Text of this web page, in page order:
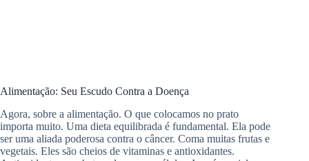
Alimentação: Seu Escudo Contra a Doença
Agora, sobre a alimentação. O que colocamos no prato
importa muito. Uma dieta equilibrada é fundamental. Ela pode
ser uma aliada poderosa contra o câncer. Coma muitas frutas e
vegetais. Eles são cheios de vitaminas e antioxidantes.